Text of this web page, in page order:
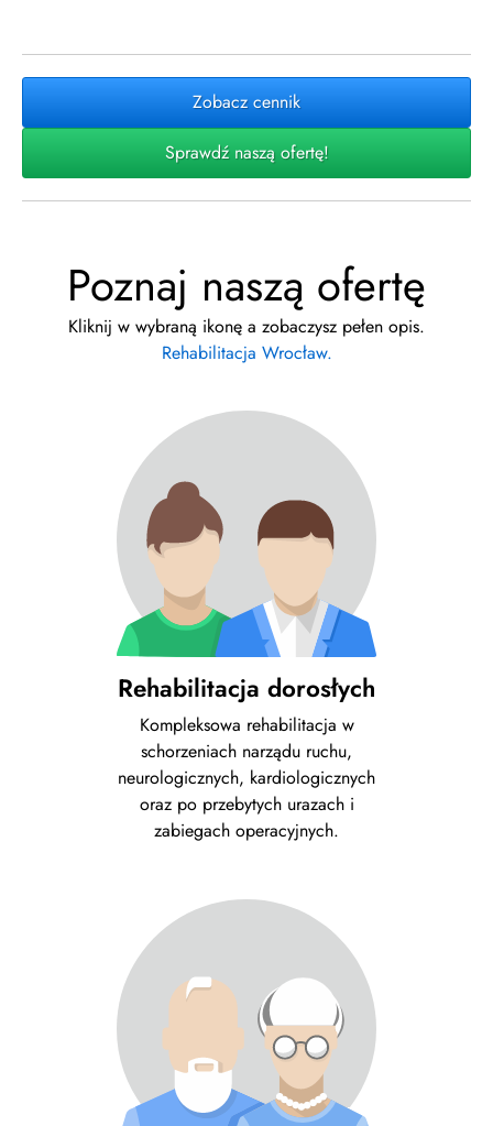
Zobacz cennik
Sprawdź naszą ofertę!
Poznaj naszą ofertę
Kliknij w wybraną ikonę a zobaczysz pełen opis.
Rehabilitacja Wrocław.
Rehabilitacja dorosłych
Kompleksowa rehabilitacja w
schorzeniach narządu ruchu,
neurologicznych, kardiologicznych
oraz po przebytych urazach i
zabiegach operacyjnych.